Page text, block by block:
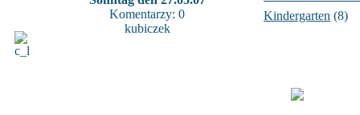
Komentarzy: 0
kubiczek
Kindergarten (8)